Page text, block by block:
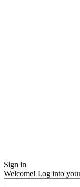
Sign in
Welcome! Log into